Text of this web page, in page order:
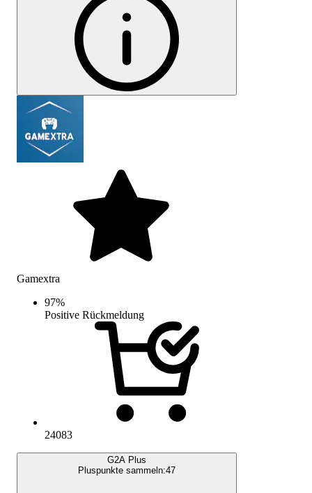
Gamextra
97%
Positive Rückmeldung
24083
G2A Plus
Pluspunkte sammeln:47